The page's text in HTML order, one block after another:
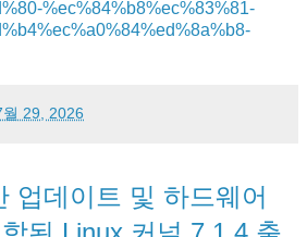
%ec%84%b8%ec%83%81-
월 29, 2026
업데이트 및 하드웨어